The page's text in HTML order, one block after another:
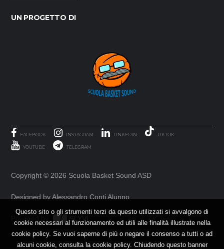
UN PROGETTO DI
FACEBOOK INSTAGRAM LINKEDIN TIKTOK
YOUTUBE TELEGRAM
Copyright © 2026 Scuola Basket Sound ASD
Designed by Alessandro Conti Alunno
Powered by SLYVI.
Questo sito o gli strumenti terzi da questo utilizzati si avvalgono di
cookie necessari al funzionamento ed utili alle finalità illustrate nella
cookie policy. Se vuoi saperne di più o negare il consenso a tutti o ad
alcuni cookie, consulta la cookie policy. Chiudendo questo banner